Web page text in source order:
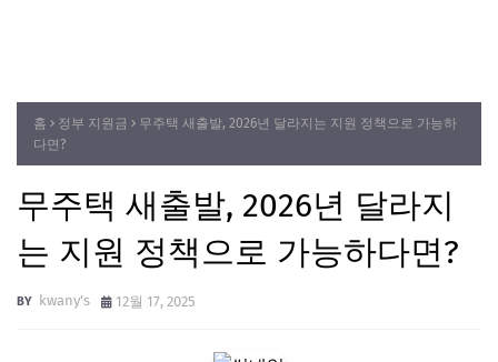
홈 정부 지원금
무주택 새출발, 2026년 달라지는 지원 정책으로 가능하
다면?
무주택 새출발, 2026년 달라지
는 지원 정책으로 가능하다면?
kwany's 12월 17, 2025